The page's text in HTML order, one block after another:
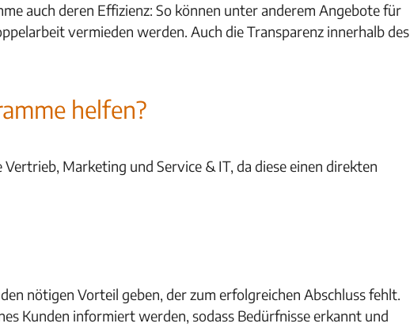
auch deren Effizienz: So können unter anderem Angebote für
vermieden werden. Auch die Transparenz innerhalb des
helfen?
Marketing und Service & IT, da diese einen direkten
nötigen Vorteil geben, der zum erfolgreichen Abschluss fehlt.
Kunden informiert werden, sodass Bedürfnisse erkannt und